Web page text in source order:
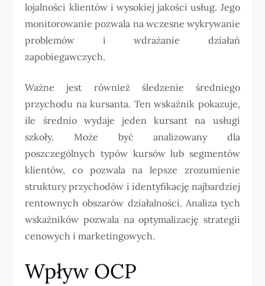
lojalności klientów i wysokiej jakości usług. Jego
monitorowanie pozwala na wczesne wykrywanie
problemów i wdrażanie działań
zapobiegawczych.
Ważne jest również śledzenie średniego
przychodu na kursanta. Ten wskaźnik pokazuje,
ile średnio wydaje jeden kursant na usługi
szkoły. Może być analizowany dla
poszczególnych typów kursów lub segmentów
klientów, co pozwala na lepsze zrozumienie
struktury przychodów i identyfikację najbardziej
rentownych obszarów działalności. Analiza tych
wskaźników pozwala na optymalizację strategii
cenowych i marketingowych.
Wpływ OCP